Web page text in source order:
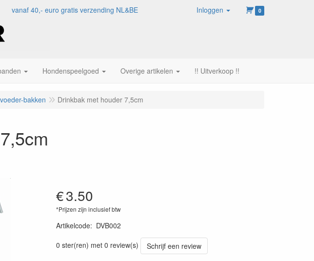
vanaf 40,- euro gratis verzending NL&BE Inloggen 0
Hondenspeelgoed Overige artikelen !! Uitverkoop !!
bakken Drinkbak met houder 7,5cm
€3.50
*Prijzen zijn inclusief btw
Artikelcode: DVB002
0 ster(ren) met 0 review(s)
Schrijf een review